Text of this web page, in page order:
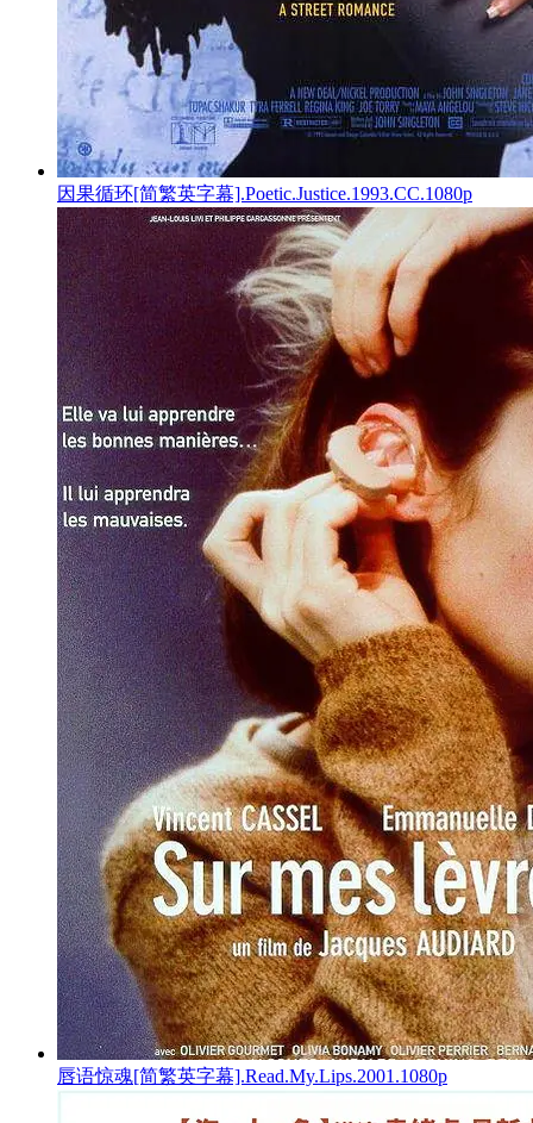
因果循环[简繁英字幕].Poetic.Justice.1993.CC.1080p
唇语惊魂[简繁英字幕].Read.My.Lips.2001.1080p